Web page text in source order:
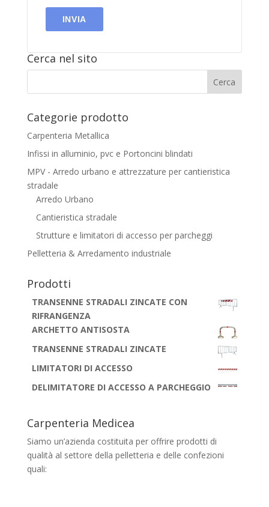
Cerca nel sito
Categorie prodotto
Carpenteria Metallica
Infissi in alluminio, pvc e Portoncini blindati
MPV - Arredo urbano e attrezzature per cantieristica
stradale
Arredo Urbano
Cantieristica stradale
Strutture e limitatori di accesso per parcheggi
Pelletteria & Arredamento industriale
Prodotti
TRANSENNE STRADALI ZINCATE CON
RIFRANGENZA
ARCHETTO ANTISOSTA
TRANSENNE STRADALI ZINCATE
LIMITATORI DI ACCESSO
DELIMITATORE DI ACCESSO A PARCHEGGIO
Carpenteria Medicea
Siamo un’azienda costituita per offrire prodotti di
qualità al settore della pelletteria e delle confezioni
quali: